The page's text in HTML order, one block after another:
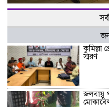
কুমিল্লা
স্মরণ
জলবায়ু